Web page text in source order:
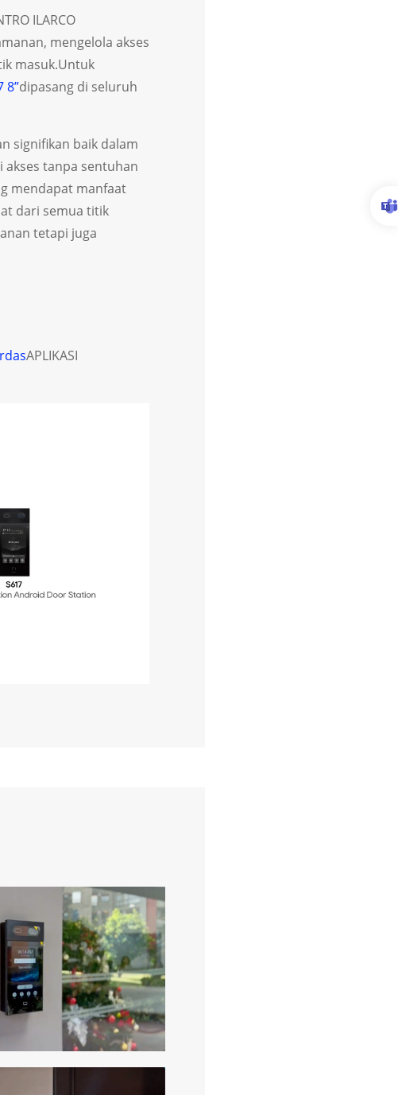
ILARCO
mengelola akses
masuk.Untuk
8”dipasang di seluruh
signifikan baik dalam
akses tanpa sentuhan
mendapat manfaat
dari semua titik
tetapi juga
APLIKASI